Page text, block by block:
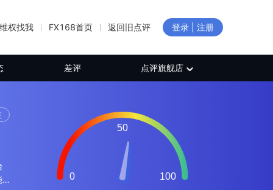
维权找我 FX168首页 返回旧点评 登录 | 注册
差评 点评旗舰店